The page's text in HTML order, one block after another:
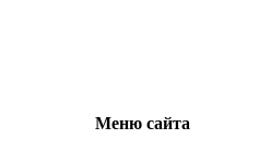
Меню сайта